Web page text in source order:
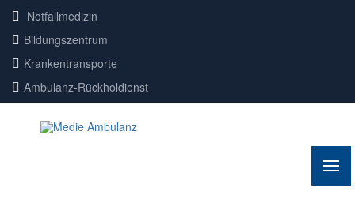
Notfallmedizin
Bildungszentrum
Krankentransporte
Ambulanz-Rückholdienst